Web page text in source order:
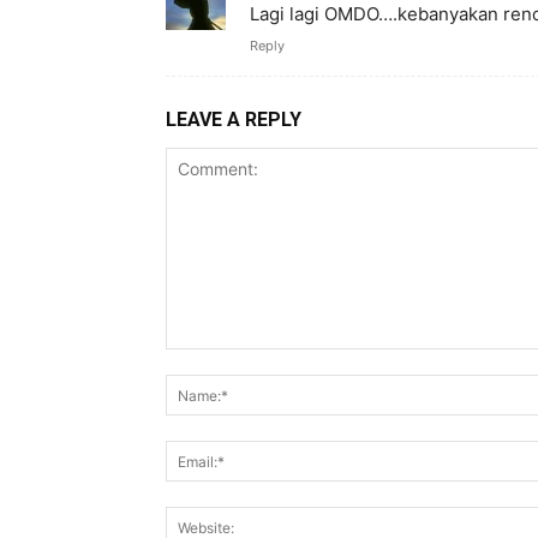
Lagi lagi OMDO….kebanyakan
Reply
LEAVE A REPLY